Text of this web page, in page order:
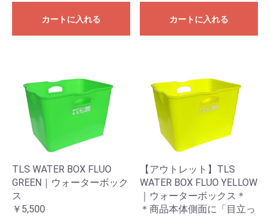
カートに入れる カートに入れる
TLS WATER BOX FLUO
GREEN｜ウォーターボック
ス
￥5,500
【アウトレット】TLS
WATER BOX FLUO YELLOW
｜ウォーターボックス＊
＊商品本体側面に「目立っ